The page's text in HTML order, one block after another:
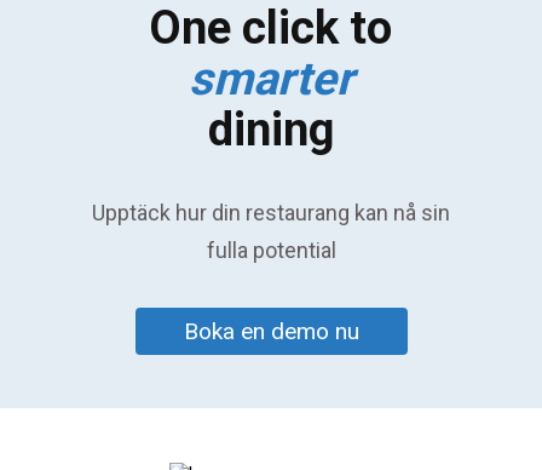
One click to
smarter
dining
Upptäck hur din restaurang kan nå sin
fulla potential
Boka en demo nu